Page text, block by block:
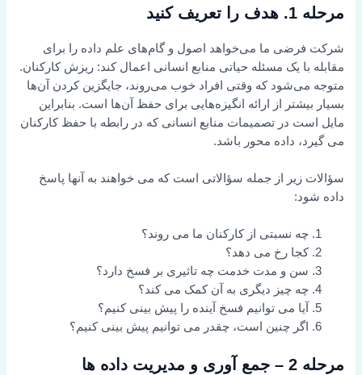
مرحله 1. هدف را تعریف کنید
شرکت فرضی ما می‌خواهد اصول و گام‌های علم داده را برای
مقابله با یک مسئله حیاتی منابع انسانی اعمال کند: ریزش کارکنان.
متوجه می‌شود که وقتی افراد خوب می‌روند، جایگزین کردن آن‌ها
بسیار بیشتر از ارائه انگیزه‌هایی برای حفظ آن‌ها است. بنابراین
مایل است در تصمیمات منابع انسانی که در رابطه با حفظ کارکنان
می گیرد، داده محور باشد.
سؤالات زیر از جمله سؤالاتی است که می خواهند به آنها پاسخ
داده شود:
چه نسبتی از کارکنان ما می روند؟
کجا رخ می دهد؟
سن و مدت خدمت چه تاثیری بر فسخ دارد؟
چه چیز دیگری به آن کمک می کند؟
آیا می توانیم فسخ آینده را پیش بینی کنیم؟
اگر چنین است، چقدر می توانیم پیش بینی کنیم؟
مرحله 2 – جمع آوری و مدیریت داده ها